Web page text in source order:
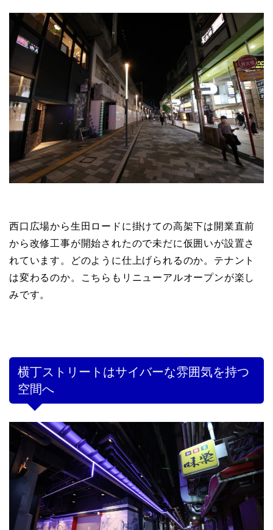
西口広場から生田ロードに掛けての高架下は開業直前
から改修工事が開始されたので未だに仮囲いが設置さ
れています。どのように仕上げられるのか。テナント
は変わるのか。こちらもリニューアルオープンが楽し
みです。
横丁ストリートはサイバーな雰囲気を持つ
空間へ